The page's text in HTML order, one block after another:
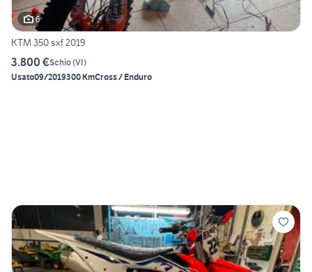
6
KTM 350 sxf 2019
3.800 €Schio(VI)
Usato09/2019300 KmCross / Enduro